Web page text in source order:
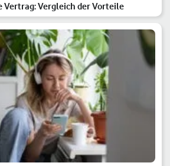
Vertrag: Vergleich der Vorteile